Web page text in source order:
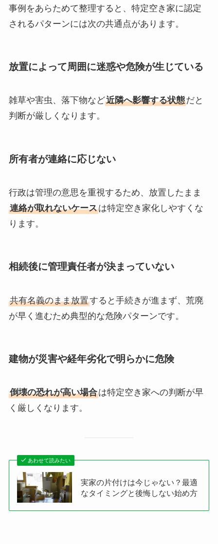
事例をあらためて整理すると、特定空き家に認定
されるパターンには次の共通点があります。
放置によって周囲に迷惑や危険が生じている
雑草や害虫、落下物など近隣へ影響する状態だと
判断が厳しくなります。
所有者が連絡に応じない
行政は管理の意思を重視するため、放置したまま
連絡が取れないケースは特定空き家化しやすくな
ります。
相続後に管理責任者が決まっていない
共有名義のまま放置すると手続きが進まず、荒廃
が早く進むため典型的な危険パターンです。
建物が災害や経年劣化で明らかに危険
倒壊の恐れが高い場合は特定空き家への判断が早
く厳しくなります。
あわせて読みたい
実家の片付けは今じゃない？最適
なタイミングと後悔しない始め方